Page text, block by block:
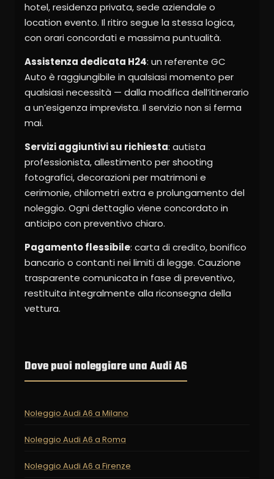
hotel, residenza privata, sede aziendale o
location evento. Il ritiro segue la stessa logica,
con orari concordati e massima puntualità.
Assistenza dedicata H24: un referente GC
Auto è raggiungibile in qualsiasi momento per
qualsiasi necessità — dalla modifica dell’itinerario
a un’esigenza imprevista. Il servizio non si ferma
mai.
Servizi aggiuntivi su richiesta: autista
professionista, allestimento per shooting
fotografici, decorazioni per matrimoni e
cerimonie, chilometri extra e prolungamento del
noleggio. Ogni dettaglio viene concordato in
anticipo con preventivo chiaro.
Pagamento flessibile: carta di credito, bonifico
bancario o contanti nei limiti di legge. Cauzione
trasparente comunicata in fase di preventivo,
restituita integralmente alla riconsegna della
vettura.
Dove puoi noleggiare una Audi A6
Noleggio Audi A6 a Milano
Noleggio Audi A6 a Roma
Noleggio Audi A6 a Firenze